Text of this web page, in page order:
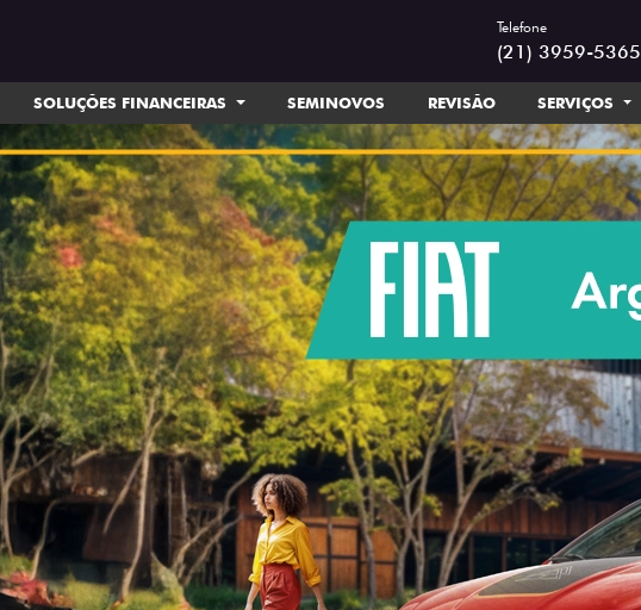
Telefone
(21) 3959-5365
SOLUÇÕES FINANCEIRAS SEMINOVOS REVISÃO SERVIÇOS